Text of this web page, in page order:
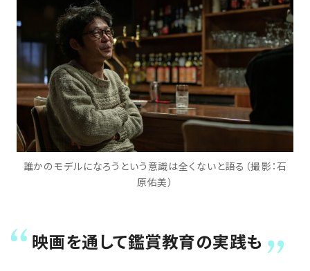
誰かのモデルになろうという意識は全くないと語る（撮影：石
原佑美）
映画を通して鑑賞教育の実践も